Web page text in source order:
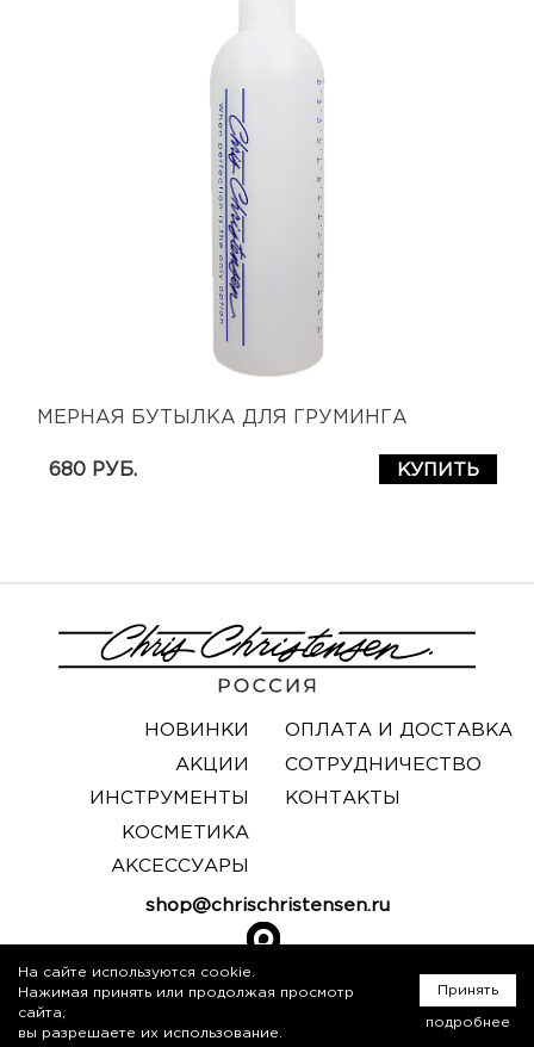
МЕРНАЯ БУТЫЛКА ДЛЯ ГРУМИНГА
680 РУБ. КУПИТЬ
НОВИНКИ
АКЦИИ
ИНСТРУМЕНТЫ
КОСМЕТИКА
АКСЕССУАРЫ
ОПЛАТА И ДОСТАВКА
СОТРУДНИЧЕСТВО
КОНТАКТЫ
shop@chrischristensen.ru
На сайте используются cookie.
Нажимая принять или продолжая просмотр
сайта,
вы разрешаете их использование.
Принять
подробнее